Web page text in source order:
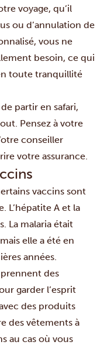
voyage, qu’il
ou d’annulation de
vous ne
besoin, ce qui
toute tranquillité
partir en safari,
Pensez à votre
conseiller
votre assurance.
vaccins sont
L’hépatite A et la
La malaria était
elle a été en
années.
des
garder l’esprit
des produits
des vêtements à
au cas où vous